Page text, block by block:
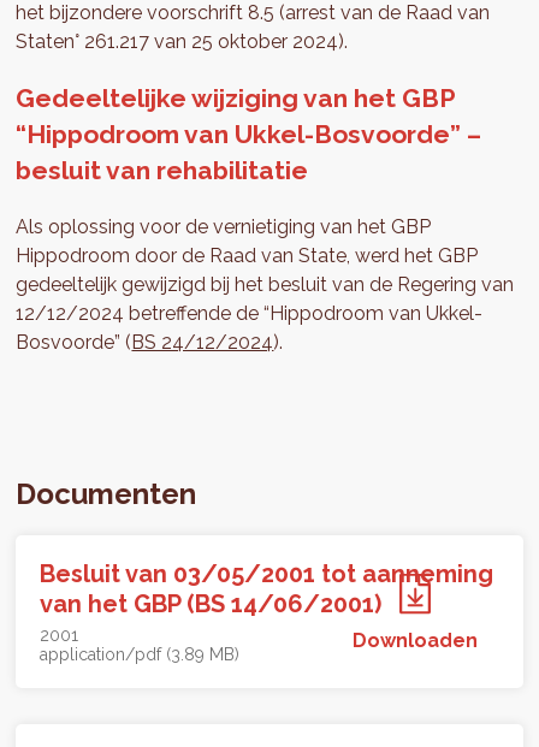
het bijzondere voorschrift 8.5 (arrest van de Raad van
Staten° 261.217 van 25 oktober 2024).
Gedeeltelijke wijziging van het GBP
“Hippodroom van Ukkel-Bosvoorde” –
besluit van rehabilitatie
Als oplossing voor de vernietiging van het GBP
Hippodroom door de Raad van State, werd het GBP
gedeeltelijk gewijzigd bij het besluit van de Regering van
12/12/2024 betreffende de “Hippodroom van Ukkel-
Bosvoorde” (BS 24/12/2024).
Documenten
Besluit van 03/05/2001 tot aanneming
van het GBP (BS 14/06/2001)
2001
application/pdf (3.89 MB)
Downloaden